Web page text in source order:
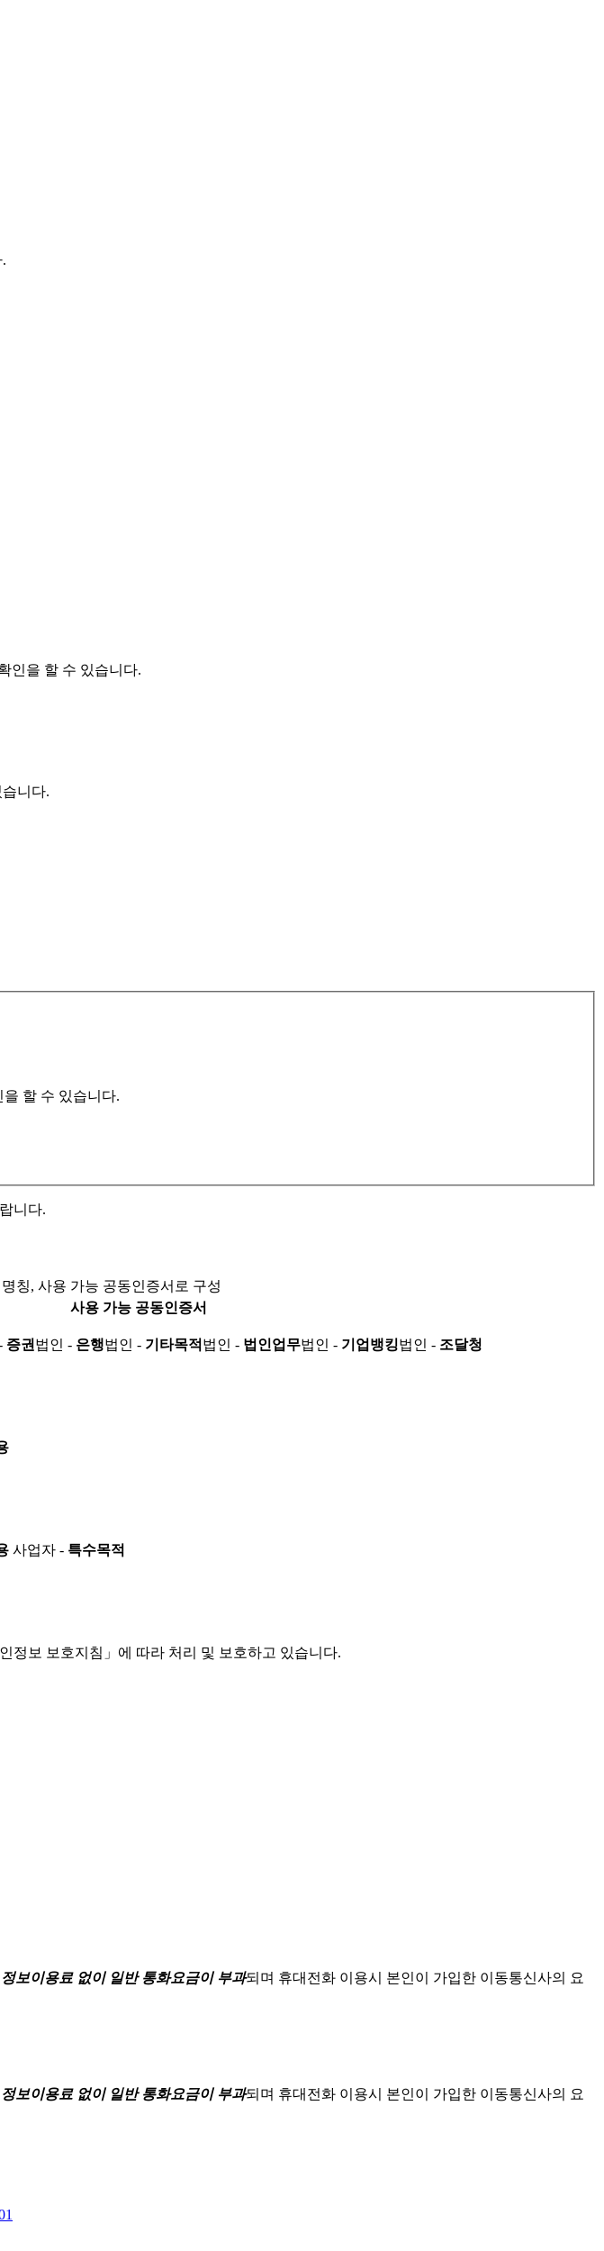
인을 할 수 있습니다.
니다.
을 할 수 있습니다.
니다.
칭, 사용 가능 공동인증서로 구성
사용 가능 공동인증서
증권 법인 - 은행법인 - 기타목적 법인 - 법인업무법인 - 기업뱅킹법인 - 조달청
사업자 - 특수목적
정보 보호지침」에 따라 처리 및 보호하고 있습니다.
보이용료 없이 일반 통화요금이 부과되며 휴대전화 이용시 본인이 가입한 이동통신사의 요
보이용료 없이 일반 통화요금이 부과되며 휴대전화 이용시 본인이 가입한 이동통신사의 요